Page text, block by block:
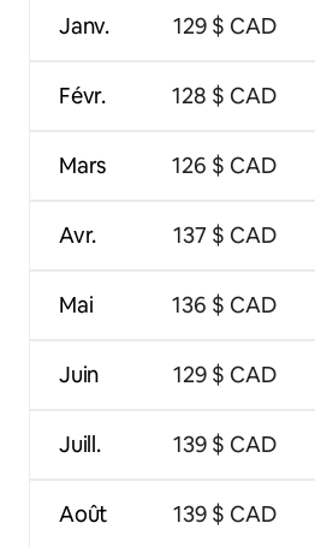
Janv.
Févr.
Mars
Avr.
Mai
Juin
Juill.
Août
129 $ CAD
128 $ CAD
126 $ CAD
137 $ CAD
136 $ CAD
129 $ CAD
139 $ CAD
139 $ CAD